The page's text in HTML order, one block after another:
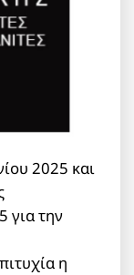
2025 και
για την
η